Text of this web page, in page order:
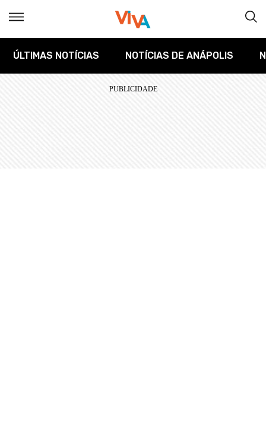
ÚLTIMAS NOTÍCIAS NOTÍCIAS DE ANÁPOLIS